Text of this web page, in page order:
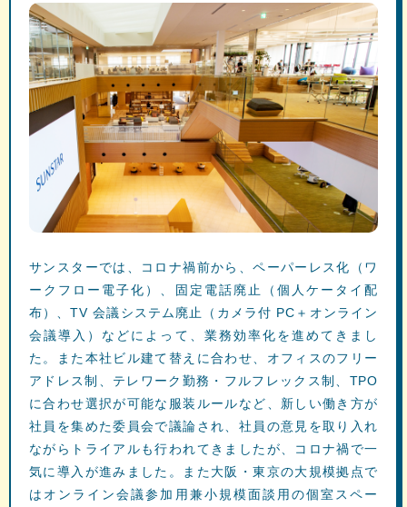
サンスターでは、コロナ禍前から、ペーパーレス化（ワ
ークフロー電⼦化）、固定電話廃⽌（個⼈ケータイ配
布）、TV 会議システム廃⽌（カメラ付 PC＋オンライン
会議導⼊）などによって、業務効率化を進めてきまし
た。また本社ビル建て替えに合わせ、オフィスのフリー
アドレス制、テレワーク勤務・フルフレックス制、TPO
に合わせ選択が可能な服装ルールなど、新しい働き⽅が
社員を集めた委員会で議論され、社員の意見を取り入れ
ながらトライアルも⾏われてきましたが、コロナ禍で⼀
気に導⼊が進みました。また⼤阪・東京の⼤規模拠点で
はオンライン会議参加用兼⼩規模⾯談⽤の個室スペー